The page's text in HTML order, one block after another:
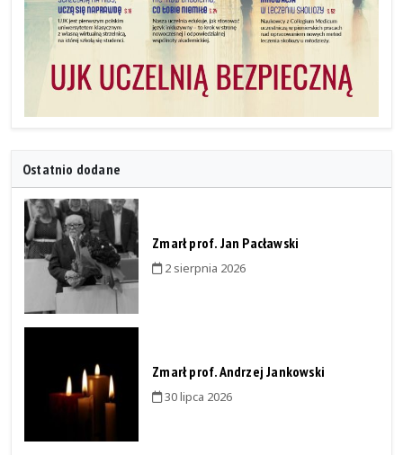
Ostatnio dodane
Zmarł prof. Jan Pacławski
2 sierpnia 2026
Zmarł prof. Andrzej Jankowski
30 lipca 2026